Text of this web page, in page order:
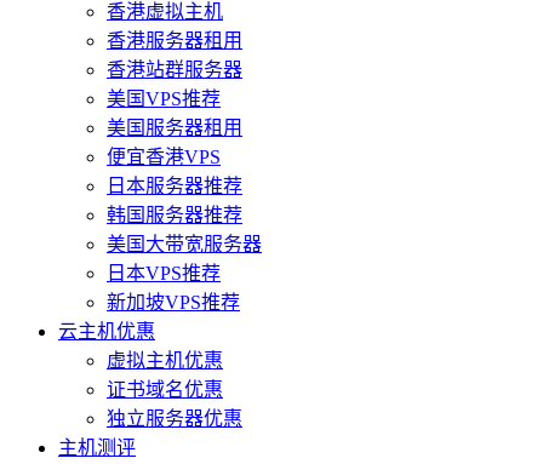
香港虚拟主机
香港服务器租用
香港站群服务器
美国VPS推荐
美国服务器租用
便宜香港VPS
日本服务器推荐
韩国服务器推荐
美国大带宽服务器
日本VPS推荐
新加坡VPS推荐
云主机优惠
虚拟主机优惠
证书域名优惠
独立服务器优惠
主机测评